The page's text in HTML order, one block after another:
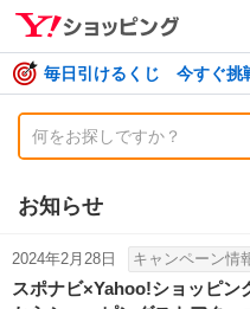
毎日引けるくじ 今すぐ挑
お知らせ
2024年2月28日 キャンペーン情
スポナビ×Yahoo!ショッピ